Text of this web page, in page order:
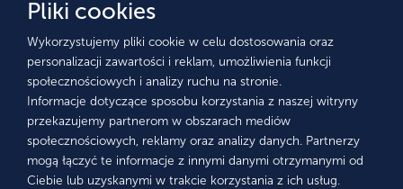
Pliki cookies
Wykorzystujemy pliki cookie w celu dostosowania oraz
personalizacji zawartości i reklam, umożliwienia funkcji
społecznościowych i analizy ruchu na stronie.
Informacje dotyczące sposobu korzystania z naszej witryny
przekazujemy partnerom w obszarach mediów
społecznościowych, reklamy oraz analizy danych. Partnerzy
mogą łączyć te informacje z innymi danymi otrzymanymi od
Ciebie lub uzyskanymi w trakcie korzystania z ich usług.